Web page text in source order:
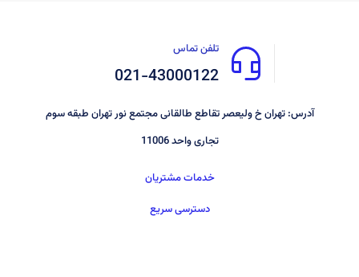
تلفن تماس
021-43000122
آدرس: تهران خ ولیعصر تقاطع طالقانی مجتمع نور تهران طبقه سوم
تجاری واحد 11006
خدمات مشتریان
دسترسی سریع